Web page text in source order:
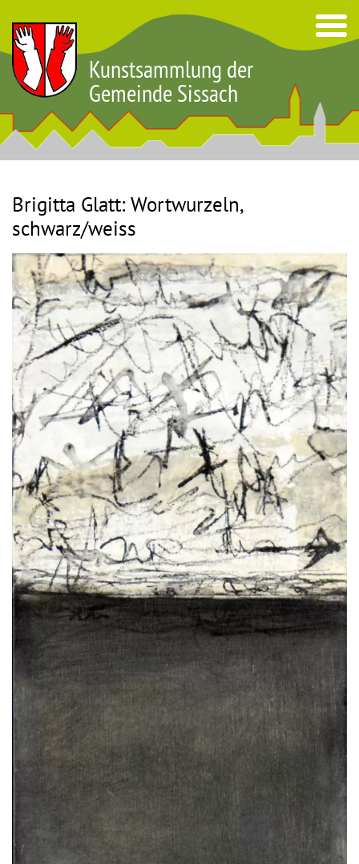
Kunstsammlung der
Gemeinde Sissach
Brigitta Glatt: Wortwurzeln,
schwarz/weiss